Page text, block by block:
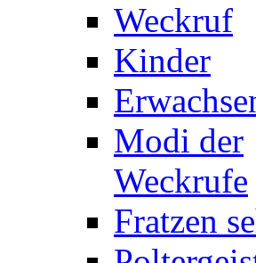
Weckruf
Kinder
Modi der
Weckrufe
Fratzen